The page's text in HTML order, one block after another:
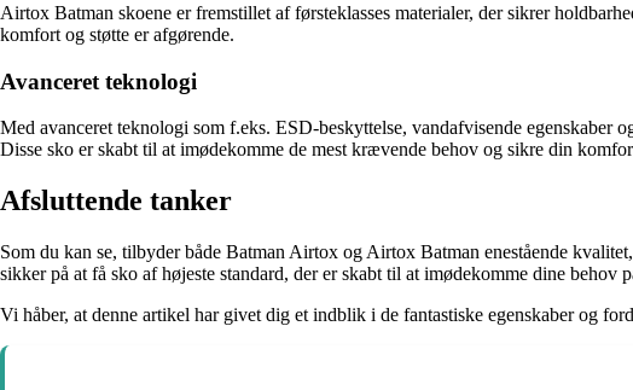
Airtox Batman skoene er fremstillet af førsteklasses materialer, der sikrer
komfort og støtte er afgørende.
Avanceret teknologi
Med avanceret teknologi som f.eks. ESD-beskyttelse, vandafvisende
Disse sko er skabt til at imødekomme de mest krævende behov og sikre din
Afsluttende tanker
Som du kan se, tilbyder både Batman Airtox og Airtox Batman enestående
sikker på at få sko af højeste standard, der er skabt til at imødekomme dine behov
Vi håber, at denne artikel har givet dig et indblik i de fantastiske egenskaber og